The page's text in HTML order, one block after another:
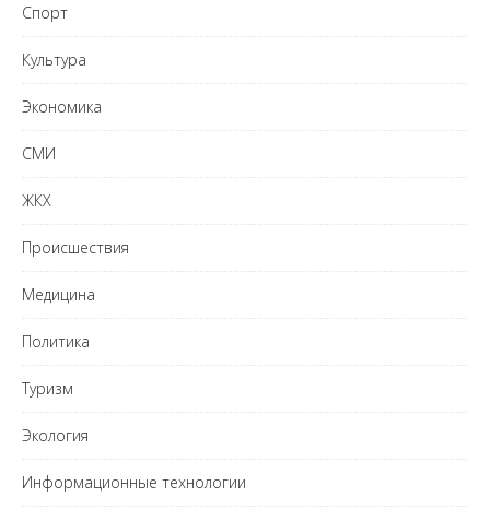
Спорт
Культура
Экономика
СМИ
ЖКХ
Происшествия
Медицина
Политика
Туризм
Экология
Информационные технологии